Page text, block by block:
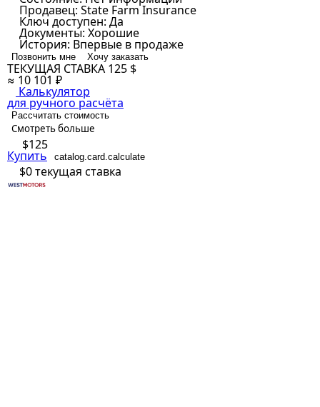
Продавец: State Farm Insurance
Ключ доступен: Да
Документы: Хорошие
История: Впервые в продаже
Позвонить мне Хочу заказать
ТЕКУЩАЯ СТАВКА 125 $
≈ 10 101 ₽
Калькулятор
для ручного расчёта
Рассчитать стоимость
Смотреть больше
$125
Купить catalog.card.calculate
$0текущая ставка